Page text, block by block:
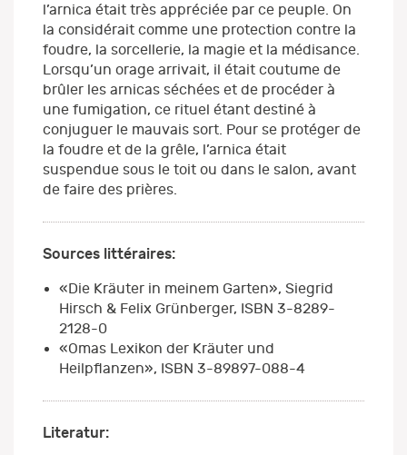
l’arnica était très appréciée par ce peuple. On
la considérait comme une protection contre la
foudre, la sorcellerie, la magie et la médisance.
Lorsqu’un orage arrivait, il était coutume de
brûler les arnicas séchées et de procéder à
une fumigation, ce rituel étant destiné à
conjuguer le mauvais sort. Pour se protéger de
la foudre et de la grêle, l’arnica était
suspendue sous le toit ou dans le salon, avant
de faire des prières.
Sources littéraires:
«Die Kräuter in meinem Garten», Siegrid
Hirsch & Felix Grünberger, ISBN 3-8289-
2128-0
«Omas Lexikon der Kräuter und
Heilpflanzen», ISBN 3-89897-088-4
Literatur: